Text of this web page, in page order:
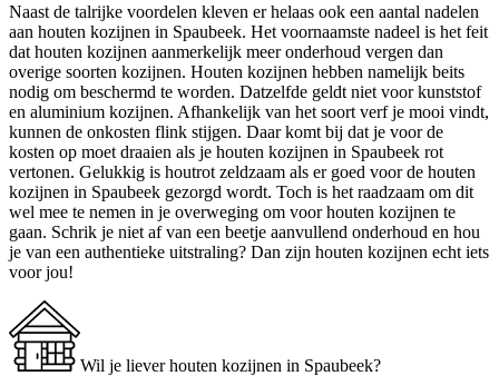
Naast de talrijke voordelen kleven er helaas ook een aantal nadelen
aan houten kozijnen in Spaubeek. Het voornaamste nadeel is het feit
dat houten kozijnen aanmerkelijk meer onderhoud vergen dan
overige soorten kozijnen. Houten kozijnen hebben namelijk beits
nodig om beschermd te worden. Datzelfde geldt niet voor kunststof
en aluminium kozijnen. Afhankelijk van het soort verf je mooi vindt,
kunnen de onkosten flink stijgen. Daar komt bij dat je voor de
kosten op moet draaien als je houten kozijnen in Spaubeek rot
vertonen. Gelukkig is houtrot zeldzaam als er goed voor de houten
kozijnen in Spaubeek gezorgd wordt. Toch is het raadzaam om dit
wel mee te nemen in je overweging om voor houten kozijnen te
gaan. Schrik je niet af van een beetje aanvullend onderhoud en hou
je van een authentieke uitstraling? Dan zijn houten kozijnen echt iets
voor jou!
Wil je liever houten kozijnen in Spaubeek?